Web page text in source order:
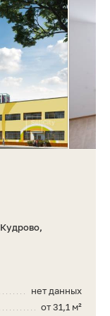
нет данных
от 31,1 м²